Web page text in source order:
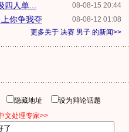
08-08-15 20:44
人单...
08-08-12 01:08
你争我夺
更多关于 决赛 男子 的新闻>>
隐藏地址
设为辩论话题
文处理专家>>